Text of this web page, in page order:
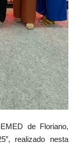
de Floriano,
realizado nesta